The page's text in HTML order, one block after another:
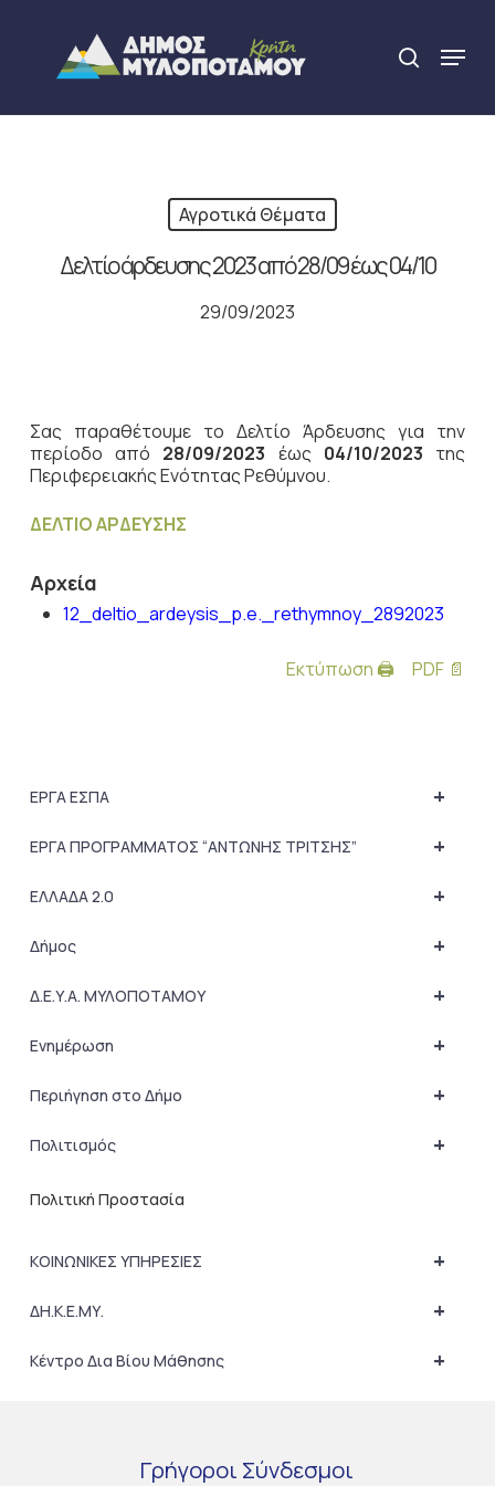
content
search
Menu
Αγροτικά Θέματα
Δελτίο άρδευσης 2023 από 28/09 έως 04/10
29/09/2023
Σας παραθέτουμε το Δελτίο Άρδευσης για την
περίοδο από 28/09/2023 έως 04/10/2023 της
Περιφερειακής Ενότητας Ρεθύμνου.
ΔΕΛΤΙΟ ΑΡΔΕΥΣΗΣ
Αρχεία
12_deltio_ardeysis_p.e._rethymnoy_2892023
Εκτύπωση 🖨 PDF 📄
+
ΕΡΓΑ ΕΣΠΑ
+
ΕΡΓΑ ΠΡΟΓΡΑΜΜΑΤΟΣ “ΑΝΤΩΝΗΣ ΤΡΙΤΣΗΣ”
+
ΕΛΛΑΔΑ 2.0
+
Δήμος
+
Δ.Ε.Υ.Α. ΜΥΛΟΠΟΤΑΜΟΥ
+
Ενημέρωση
+
Περιήγηση στο Δήμο
+
Πολιτισμός
Πολιτική Προστασία
+
ΚΟΙΝΩΝΙΚΕΣ ΥΠΗΡΕΣΙΕΣ
+
ΔΗ.Κ.Ε.ΜΥ.
+
Κέντρο Δια Βίου Μάθησης
Γρήγοροι Σύνδεσμοι
Close